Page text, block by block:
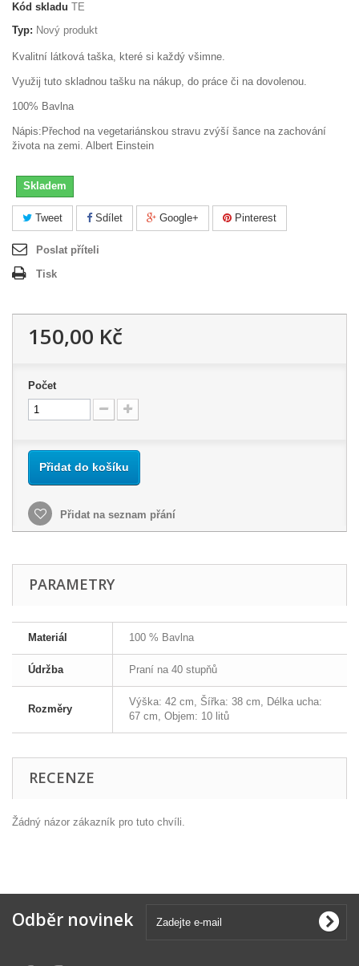
Kód skladu TE
Typ: Nový produkt
Kvalitní látková taška, které si každý všimne.
Využij tuto skladnou tašku na nákup, do práce či na dovolenou.
100% Bavlna
Nápis:Přechod na vegetariánskou stravu zvýší šance na zachování
života na zemi. Albert Einstein
Skladem
Tweet Sdílet Google+ Pinterest
Poslat příteli
Tisk
150,00 Kč
Počet
Přidat do košíku
Přidat na seznam přání
PARAMETRY
Materiál 100 % Bavlna
Údržba Praní na 40 stupňů
Rozměry
Výška: 42 cm, Šířka: 38 cm, Délka ucha:
67 cm, Objem: 10 litů
RECENZE
Žádný názor zákazník pro tuto chvíli.
Odběr novinek